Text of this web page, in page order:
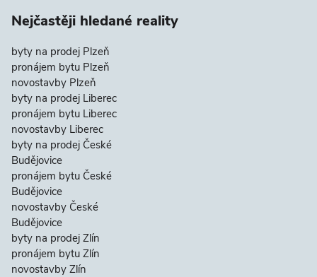
Nejčastěji hledané reality
byty na prodej Plzeň
pronájem bytu Plzeň
novostavby Plzeň
byty na prodej Liberec
pronájem bytu Liberec
novostavby Liberec
byty na prodej České
Budějovice
pronájem bytu České
Budějovice
novostavby České
Budějovice
byty na prodej Zlín
pronájem bytu Zlín
novostavby Zlín